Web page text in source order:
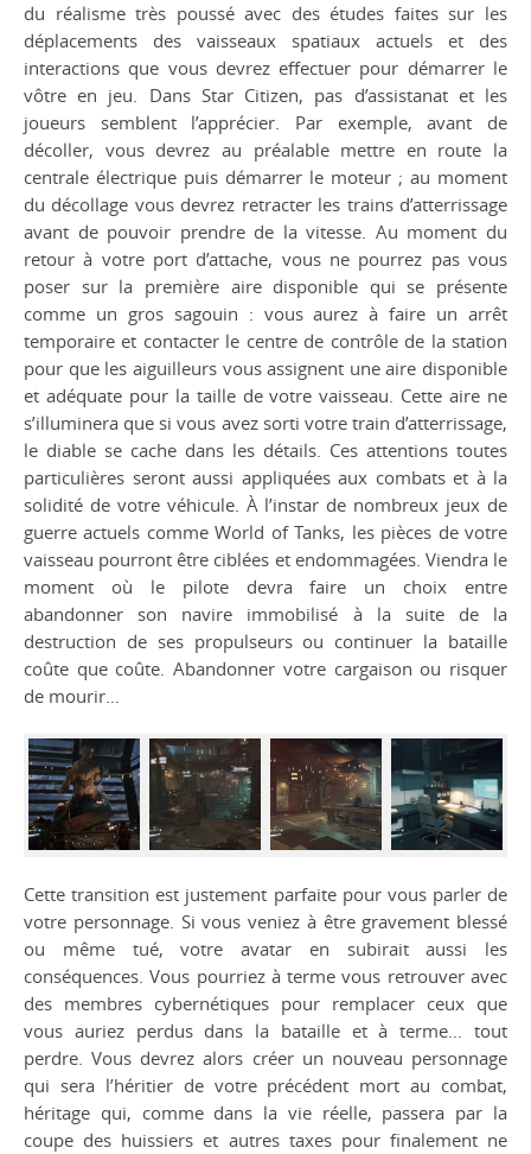
du réalisme très poussé avec des études faites sur les
déplacements des vaisseaux spatiaux actuels et des
interactions que vous devrez effectuer pour démarrer le
vôtre en jeu. Dans Star Citizen, pas d’assistanat et les
joueurs semblent l’apprécier. Par exemple, avant de
décoller, vous devrez au préalable mettre en route la
centrale électrique puis démarrer le moteur ; au moment
du décollage vous devrez retracter les trains d’atterrissage
avant de pouvoir prendre de la vitesse. Au moment du
retour à votre port d’attache, vous ne pourrez pas vous
poser sur la première aire disponible qui se présente
comme un gros sagouin : vous aurez à faire un arrêt
temporaire et contacter le centre de contrôle de la station
pour que les aiguilleurs vous assignent une aire disponible
et adéquate pour la taille de votre vaisseau. Cette aire ne
s’illuminera que si vous avez sorti votre train d’atterrissage,
le diable se cache dans les détails. Ces attentions toutes
particulières seront aussi appliquées aux combats et à la
solidité de votre véhicule. À l’instar de nombreux jeux de
guerre actuels comme World of Tanks, les pièces de votre
vaisseau pourront être ciblées et endommagées. Viendra le
moment où le pilote devra faire un choix entre
abandonner son navire immobilisé à la suite de la
destruction de ses propulseurs ou continuer la bataille
coûte que coûte. Abandonner votre cargaison ou risquer
de mourir…
Cette transition est justement parfaite pour vous parler de
votre personnage. Si vous veniez à être gravement blessé
ou même tué, votre avatar en subirait aussi les
conséquences. Vous pourriez à terme vous retrouver avec
des membres cybernétiques pour remplacer ceux que
vous auriez perdus dans la bataille et à terme… tout
perdre. Vous devrez alors créer un nouveau personnage
qui sera l’héritier de votre précédent mort au combat,
héritage qui, comme dans la vie réelle, passera par la
coupe des huissiers et autres taxes pour finalement ne